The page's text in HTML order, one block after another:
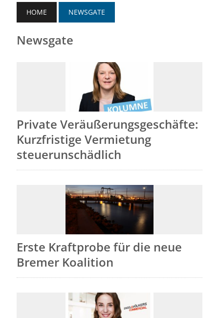
HOME NEWSGATE
Newsgate
Private Veräußerungsgeschäfte:
Kurzfristige Vermietung
steuerunschädlich
Erste Kraftprobe für die neue
Bremer Koalition